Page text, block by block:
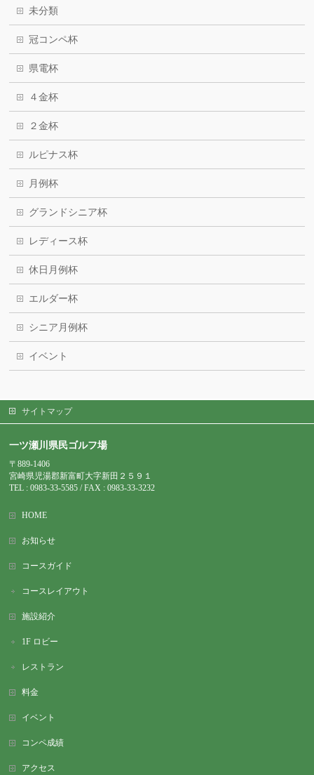
未分類
冠コンペ杯
県電杯
４金杯
２金杯
ルピナス杯
月例杯
グランドシニア杯
レディース杯
休日月例杯
エルダー杯
シニア月例杯
イベント
サイトマップ
一ツ瀬川県民ゴルフ場
〒889-1406
宮崎県児湯郡新富町大字新田２５９１
TEL : 0983-33-5585 / FAX : 0983-33-3232
HOME
お知らせ
コースガイド
コースレイアウト
施設紹介
1F ロビー
レストラン
料金
イベント
コンペ成績
アクセス